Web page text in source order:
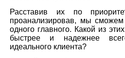
Расставив их по
проанализировав, мы
одного главного. Какой из
быстрее и надежнее
идеального клиента?